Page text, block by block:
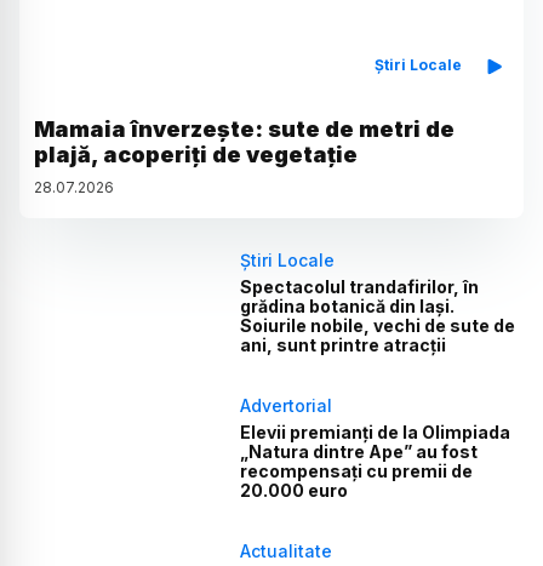
Știri Locale
Mamaia înverzește: sute de metri de
plajă, acoperiți de vegetație
28.07.2026
Știri Locale
Spectacolul trandafirilor, în
grădina botanică din Iași.
Soiurile nobile, vechi de sute de
ani, sunt printre atracții
Advertorial
Elevii premianți de la Olimpiada
„Natura dintre Ape” au fost
recompensați cu premii de
20.000 euro
Actualitate